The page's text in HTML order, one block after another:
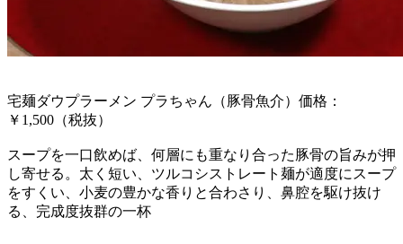
宅麺ダウプラーメン プラちゃん（豚骨魚介）価格：
￥1,500（税抜）
スープを一口飲めば、何層にも重なり合った豚骨の旨みが押
し寄せる。太く短い、ツルコシストレート麺が適度にスープ
をすくい、小麦の豊かな香りと合わさり、鼻腔を駆け抜け
る、完成度抜群の一杯